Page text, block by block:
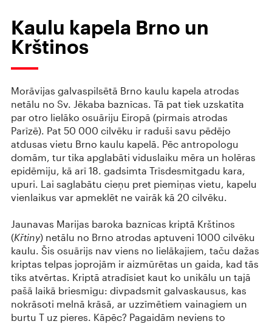
Kaulu kapela Brno un
Krštinos
Morāvijas galvaspilsētā Brno kaulu kapela atrodas
netālu no Sv. Jēkaba ​​baznīcas. Tā pat tiek uzskatīta
par otro lielāko osuāriju Eiropā (pirmais atrodas
Parīzē). Pat 50 000 cilvēku ir raduši savu pēdējo
atdusas vietu Brno kaulu kapelā. Pēc antropologu
domām, tur tika apglabāti viduslaiku mēra un holēras
epidēmiju, kā arī 18. gadsimta Trīsdesmitgadu kara,
upuri. Lai saglabātu cieņu pret piemiņas vietu, kapelu
vienlaikus var apmeklēt ne vairāk kā 20 cilvēku.
Jaunavas Marijas baroka baznīcas kriptā Krštinos
(Křtiny) netālu no Brno atrodas aptuveni 1000 cilvēku
kaulu. Šis osuārijs nav viens no lielākajiem, taču dažas
kriptas telpas joprojām ir aizmūrētas un gaida, kad tās
tiks atvērtas. Kriptā atradīsiet kaut ko unikālu un tajā
pašā laikā briesmīgu: divpadsmit galvaskausus, kas
nokrāsoti melnā krāsā, ar uzzīmētiem vainagiem un
burtu T uz pieres. Kāpēc? Pagaidām neviens to